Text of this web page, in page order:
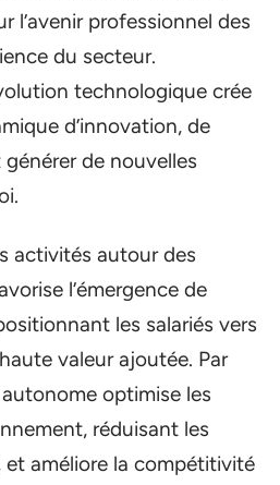
l’avenir professionnel des
du secteur.
technologique crée
d’innovation, de
de nouvelles
activités autour des
l’émergence de
les salariés vers
valeur ajoutée. Par
optimise les
réduisant les
améliore la compétitivité